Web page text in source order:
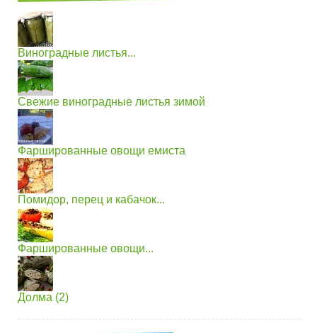
Виноградные листья...
Свежие виноградные листья зимой
Фаршированные овощи емиста
Помидор, перец и кабачок...
Фаршированные овощи...
Долма (2)